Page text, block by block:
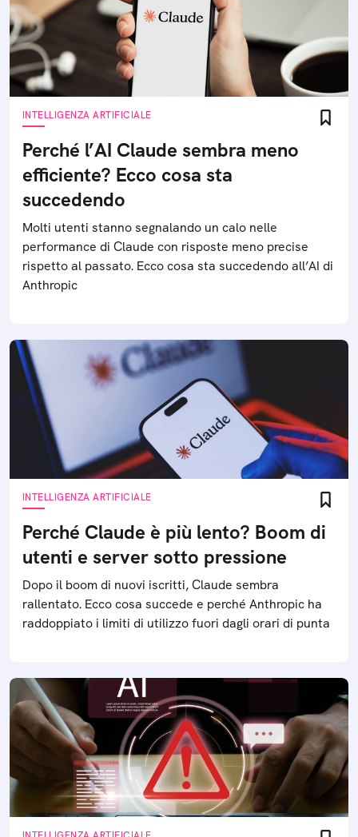
INTELLIGENZA ARTIFICIALE
Perché l’AI Claude sembra meno
efficiente? Ecco cosa sta
succedendo
Molti utenti stanno segnalando un calo nelle
performance di Claude con risposte meno precise
rispetto al passato. Ecco cosa sta succedendo all’AI di
Anthropic
INTELLIGENZA ARTIFICIALE
Perché Claude è più lento? Boom di
utenti e server sotto pressione
Dopo il boom di nuovi iscritti, Claude sembra
rallentato. Ecco cosa succede e perché Anthropic ha
raddoppiato i limiti di utilizzo fuori dagli orari di punta